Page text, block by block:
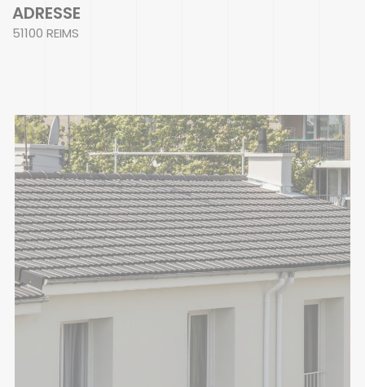
ADRESSE
51100 REIMS